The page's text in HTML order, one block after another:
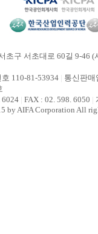
초구 서초대로 60길 9-46
110-81-53934
통신판
6024
FAX : 02. 598. 6050
by AIFA Corporation All